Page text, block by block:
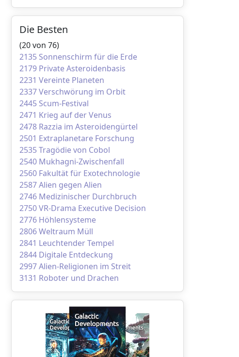
Die Besten
(20 von 76)
2135 Sonnenschirm für die Erde
2179 Private Asteroidenbasis
2231 Vereinte Planeten
2337 Verschwörung im Orbit
2445 Scum-Festival
2471 Krieg auf der Venus
2478 Razzia im Asteroidengürtel
2501 Extraplanetare Forschung
2535 Tragödie von Cobol
2540 Mukhagni-Zwischenfall
2560 Fakultät für Exotechnologie
2587 Alien gegen Alien
2746 Medizinischer Durchbruch
2750 VR-Drama Executive Decision
2776 Höhlensysteme
2806 Weltraum Müll
2841 Leuchtender Tempel
2844 Digitale Entdeckung
2997 Alien-Religionen im Streit
3131 Roboter und Drachen